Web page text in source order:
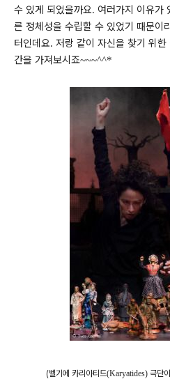
수 있게 되었을까요. 여러가지 이유가
른 정체성을 수립할 수 있었기 때문이
터인데요. 저랑 같이 자신을 찾기 위
간을 가져보시죠~~~^^*
(벨기에 카리아티드(Karyatides) 극단